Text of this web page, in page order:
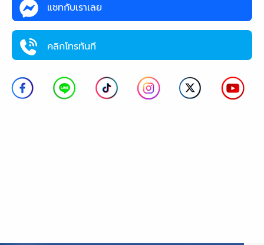
แชทกับเราเลย
คลิกโทรทันที